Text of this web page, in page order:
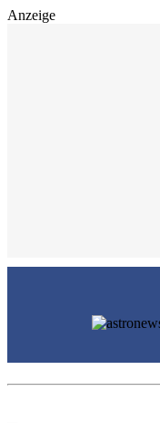
Anzeige